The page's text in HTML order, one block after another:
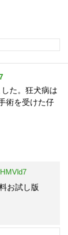
た。狂犬病は
術を受けた仔
お試し版